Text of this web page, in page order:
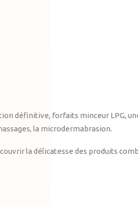
définitive, forfaits minceur LPG,
la microdermabrasion.
la délicatesse des produits